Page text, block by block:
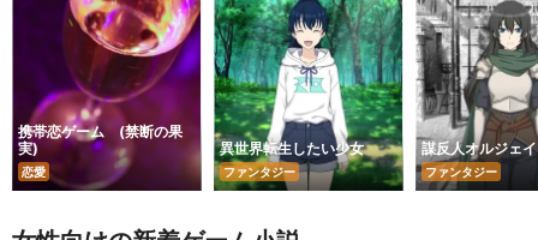
携帯恋ゲーム (禁断の果
実)
恋愛
異世界転生したい少女
ファンタジー
謀反人オルジェイ
ファンタジー